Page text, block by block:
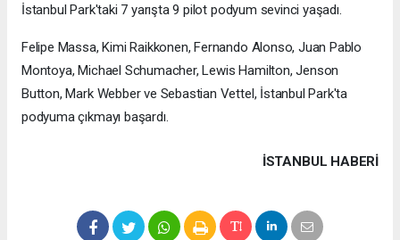
İstanbul Park'taki 7 yarışta 9 pilot podyum sevinci yaşadı.
Felipe Massa, Kimi Raikkonen, Fernando Alonso, Juan Pablo
Montoya, Michael Schumacher, Lewis Hamilton, Jenson
Button, Mark Webber ve Sebastian Vettel, İstanbul Park'ta
podyuma çıkmayı başardı.
İSTANBUL HABERİ